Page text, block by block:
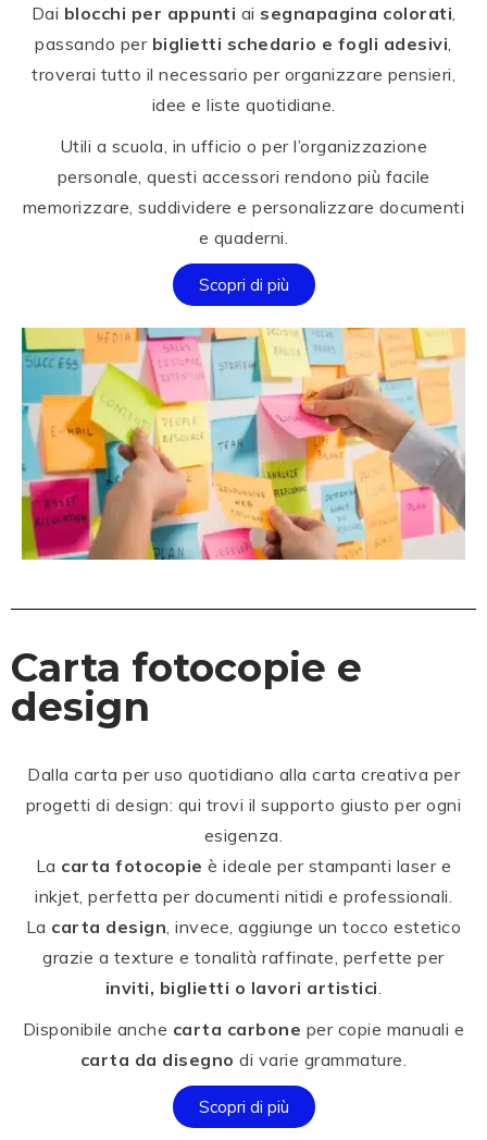
Dai blocchi per appunti ai segnapagina colorati
passando per biglietti schedario e fogli adesivi
troverai tutto il necessario per organizzare pensieri,
idee e liste quotidiane.
Utili a scuola, in ufficio o per l’organizzazione
personale, questi accessori rendono più facile
memorizzare, suddividere e personalizzare documenti
e quaderni.
Scopri di più
Carta fotocopie e
design
Dalla carta per uso quotidiano alla carta creativa per
progetti di design: qui trovi il supporto giusto per ogni
esigenza.
La carta fotocopie è ideale per stampanti laser e
inkjet, perfetta per documenti nitidi e professionali.
La carta design, invece, aggiunge un tocco estetico
grazie a texture e tonalità raffinate, perfette per
inviti, biglietti o lavori artistici.
Disponibile anche carta carbone per copie manuali e
carta da disegno di varie grammature.
Scopri di più